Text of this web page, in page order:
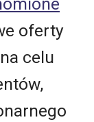
oferty
celu